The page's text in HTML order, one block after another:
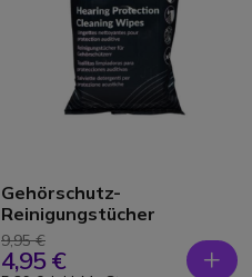
Gehörschutz-
Reinigungstücher
9,95 €
4,95 €